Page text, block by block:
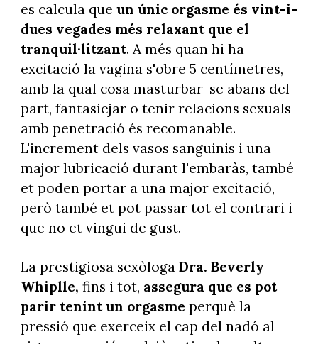
es calcula que un únic orgasme és vint-i-
dues vegades més relaxant que el
tranquil·litzant. A més quan hi ha
excitació la vagina s'obre 5 centímetres,
amb la qual cosa masturbar-se abans del
part, fantasiejar o tenir relacions sexuals
amb penetració és recomanable.
L'increment dels vasos sanguinis i una
major lubricació durant l'embaràs, també
et poden portar a una major excitació,
però també et pot passar tot el contrari i
que no et vingui de gust.
La prestigiosa sexòloga Dra. Beverly
Whiplle, fins i tot, assegura que es pot
parir tenint un orgasme perquè la
pressió que exerceix el cap del nadó al